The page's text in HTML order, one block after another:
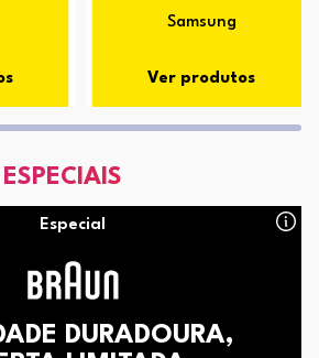
Samsung
Ver produtos
Especial
DURADOURA,